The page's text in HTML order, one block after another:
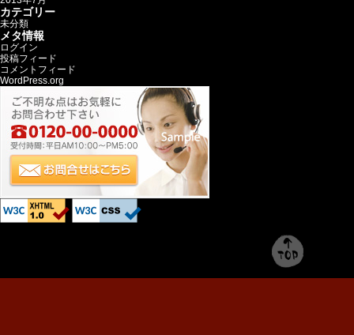
カテゴリー
未分類
メタ情報
ログイン
投稿フィード
コメントフィード
WordPress.org